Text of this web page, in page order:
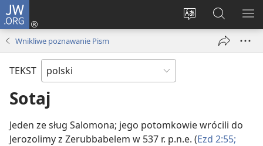
JW.ORG
Wybór
Logowanie
(opens
Szukaj
na
JW.ORG
Wnikliwe poznawanie Pism
TEKST
Sotaj
Jeden ze sług Salomona; jego potomkowie wrócili do
Jerozolimy z Zerubbabelem w 537 r. p.n.e. (Ezd 2:55;